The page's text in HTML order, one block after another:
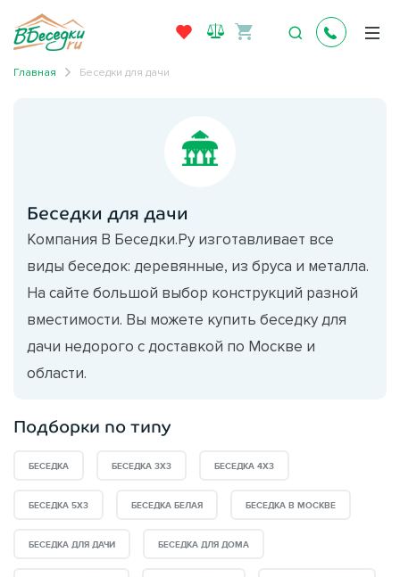
Главная Беседки для дачи
Беседки для дачи
Компания В Беседки.Ру изготавливает все
виды беседок: деревянные, из бруса и металла.
На сайте большой выбор конструкций разной
вместимости. Вы можете купить беседку для
дачи недорого с доставкой по Москве и
области.
Подборки по типу
БЕСЕДКА БЕСЕДКА 3Х3 БЕСЕДКА 4X3
БЕСЕДКА 5Х3 БЕСЕДКА БЕЛАЯ БЕСЕДКА В МОСКВЕ
БЕСЕДКА ДЛЯ ДАЧИ БЕСЕДКА ДЛЯ ДОМА